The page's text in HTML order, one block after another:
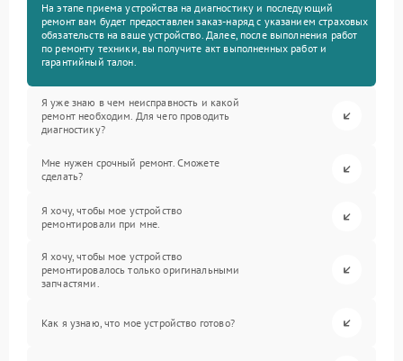
На этапе приема устройства на диагностику и последующий
ремонт вам будет предоставлен заказ-наряд с указанием страховых
обязательств на ваше устройство. Далее, после выполнения работ
по ремонту техники, вы получите акт выполненных работ и
гарантийный талон.
Я уже знаю в чем неисправность и какой
ремонт необходим. Для чего проводить
диагностику?
Мне нужен срочный ремонт. Сможете
сделать?
Я хочу, чтобы мое устройство
ремонтировали при мне.
Я хочу, чтобы мое устройство
ремонтировалось только оригинальными
запчастями.
Как я узнаю, что мое устройство готово?